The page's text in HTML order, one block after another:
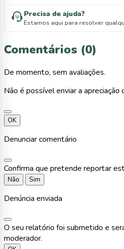
Precisa de ajuda?
Estamos aqui para resolver
Comentários (0)
De momento, sem avaliações.
Não é possível enviar a apreciação
OK
Denunciar comentário
Confirma que pretende reportar
Não Sim
Denúncia enviada
O seu relatório foi submetido e
moderador.